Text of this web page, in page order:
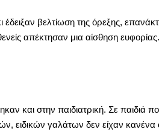
βελτίωση της όρεξης,
απέκτησαν μια αίσθηση ευφορίας.
και στην παιδιατρική. Σε παιδιά
ειδικών γαλάτων δεν είχαν